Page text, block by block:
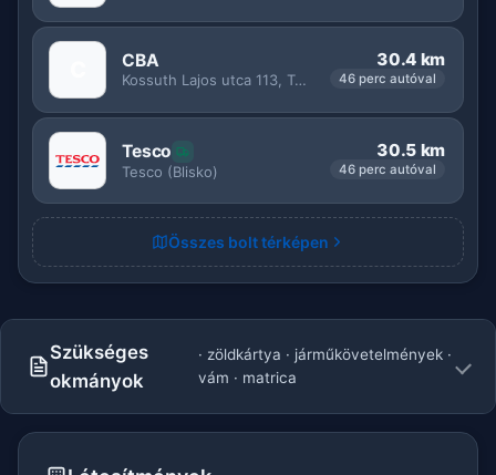
CBA
Kossuth Lajos utca 113, Tornyospálca
30.4 km
46 perc autóval
Tesco
Tesco (Blisko)
30.5 km
46 perc autóval
Összes bolt térképen
Szükséges
okmányok
· zöldkártya · járműkövetelmények ·
vám · matrica